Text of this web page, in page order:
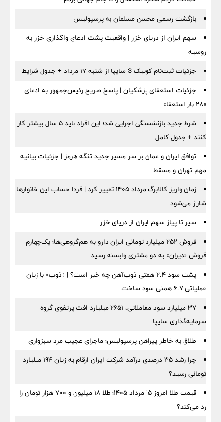
بازگشت رسمی محسن مسلمان به پرسپولیس
سهم ایران از دریای خزر | واقعیت پشت ادعای واگذاری خزر به
روسیه
جزئیات ثبت‌نام کوییک S سایپا از شنبه ۱۷ مرداد + جدول شرایط
جزئیات استعفای پزشکیان | پاسخ صریح رئیس‌جمهور به ادعای
«۲۸ بار استعفا»
شرط جدید بازنشستگی اجرایی شد؛ این افراد باید ۵ سال بیشتر کار
کنند + جدول کامل
توافق ایران و عمان بر سر مسیر جدید تنگه هرمز | جزئیات بیانیه
مهم تهران و مسقط
زمان واریز کالابرگ مرداد ۱۴۰۵ تغییر کرد | فردا حساب این خانوارها
شارژ می‌شود
سیر تا پیاز سهم ایران از دریای خزر
فروش ۲۵۲ میلیارد تومانی ایران دارو به هم‌گروهی‌ها؛ یک‌چهارم
فروش «دیران» به دو مشتری وابسته رسید
پشت سود ۲.۴ همتی ذوب‌آهن چه خبر است؟ | «ذوب» با زیان
عملیاتی ۶.۷ همتی سود ساخت
۳۷ میلیارد سود معاملاتی، ۲۶۵۱ میلیارد افت پرتفوی گروه
سرمایه‌گذاری سایپا
طلاق به خاطر پیراهن پرسپولیس؛ ماجرای عجیب مرد سبزواری
چرا رشد ۳۵ درصدی درآمد شرکت ایران ارقام به زیان ۱۹۴ میلیارد
تومانی رسید؟
قیمت طلا امروز ۱۵ مرداد ۱۴۰۵؛ طلا ۱۸ میلیون و ۷۰۰ هزار تومان را
رد می‌کند؟